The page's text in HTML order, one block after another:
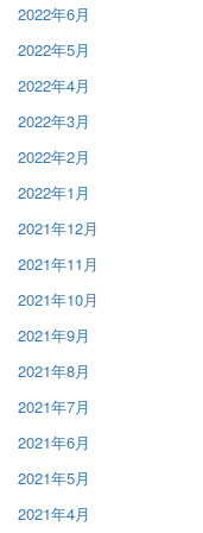
2022年6月
2022年5月
2022年4月
2022年3月
2022年2月
2022年1月
2021年12月
2021年11月
2021年10月
2021年9月
2021年8月
2021年7月
2021年6月
2021年5月
2021年4月